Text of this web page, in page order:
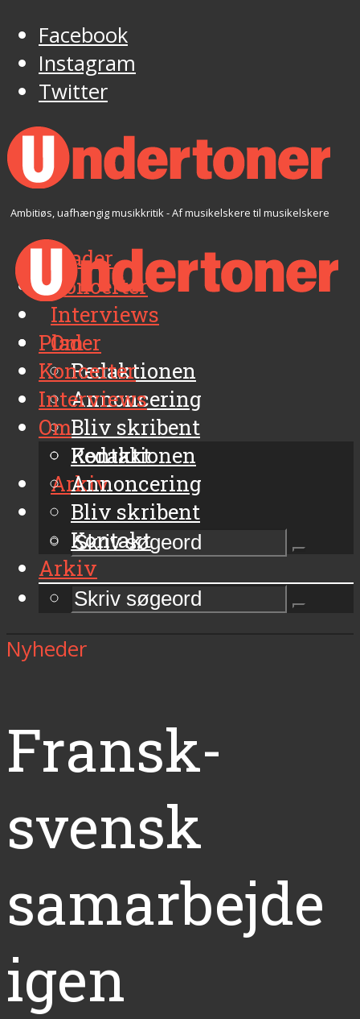
Facebook
Instagram
Twitter
Ambitiøs, uafhængig musikkritik - Af musikelskere til musikelskere
Plader
Koncerter
Interviews
Om
Redaktionen
Annoncering
Bliv skribent
Kontakt
Arkiv
Plader
Koncerter
Interviews
Om
Redaktionen
Annoncering
Bliv skribent
Kontakt
Arkiv
Nyheder
Fransk-
svensk
samarbejde
igen